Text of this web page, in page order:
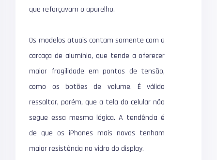
que reforçavam o aparelho.
Os modelos atuais contam somente com a
carcaça de alumínio, que tende a oferecer
maior fragilidade em pontos de tensão,
como os botões de volume. É válido
ressaltar, porém, que a tela do celular não
segue essa mesma lógica. A tendência é
de que os iPhones mais novos tenham
maior resistência no vidro do display.